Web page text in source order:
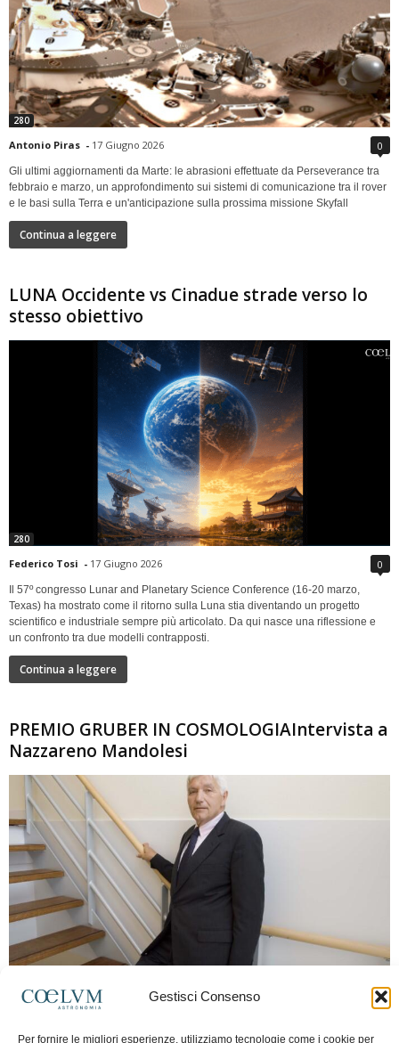
Gestisci Consenso
Per fornire le migliori esperienze, utilizziamo tecnologie come i cookie per
280
Antonio Piras - 17 Giugno 2026 0
Gli ultimi aggiornamenti da Marte: le abrasioni effettuate da Perseverance tra
febbraio e marzo, un approfondimento sui sistemi di comunicazione tra il rover
e le basi sulla Terra e un'anticipazione sulla prossima missione Skyfall
Continua a leggere
LUNA Occidente vs Cinadue strade verso lo
stesso obiettivo
280
Federico Tosi - 17 Giugno 2026 0
Il 57º congresso Lunar and Planetary Science Conference (16-20 marzo,
Texas) ha mostrato come il ritorno sulla Luna stia diventando un progetto
scientifico e industriale sempre più articolato. Da qui nasce una riflessione e
un confronto tra due modelli contrapposti.
Continua a leggere
PREMIO GRUBER IN COSMOLOGIAIntervista a
Nazzareno Mandolesi
Frida Paolella - 16 Giugno 2026 0
spaziale europea e della missione Planck. Il dialogo ripercorre i principali